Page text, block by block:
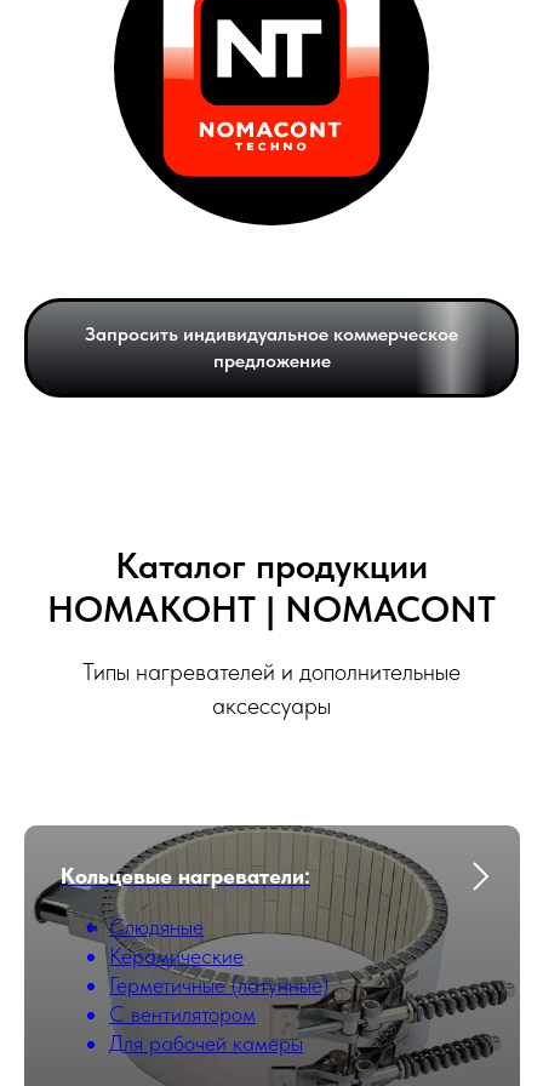
Запросить индивидуальное коммерческое
предложение
Каталог продукции
НОМАКОНТ | NOMACONT
Типы нагревателей и дополнительные
аксессуары
Кольцевые нагреватели:
Слюдяные
Керамические
Герметичные (латунные)
С вентилятором
Для рабочей камеры